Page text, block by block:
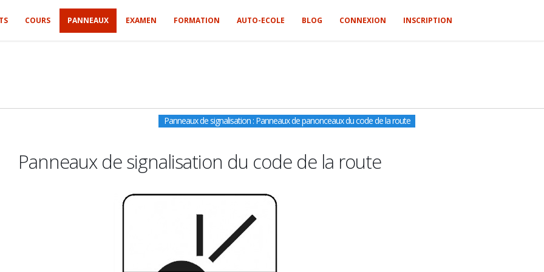
COURS PANNEAUX EXAMEN FORMATION AUTO-ECOLE BLOG CONNEXION INSCRIPTION
Panneaux de signalisation : Panneaux de panonceaux du code de la route
Panneaux de signalisation du code de la route